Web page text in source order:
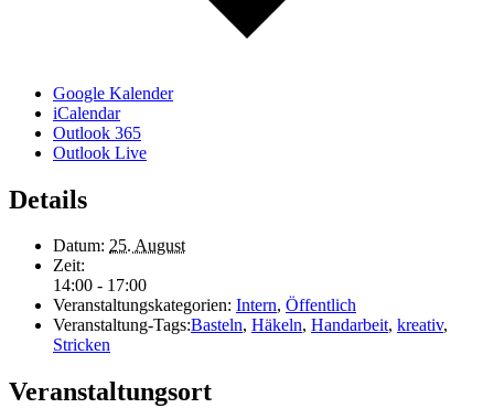
Google Kalender
iCalendar
Outlook 365
Outlook Live
Details
Datum: 25. August
Zeit:
14:00 - 17:00
Veranstaltungskategorien: Intern, Öffentlich
Veranstaltung-Tags:Basteln, Häkeln, Handarbeit, kreativ,
Stricken
Veranstaltungsort